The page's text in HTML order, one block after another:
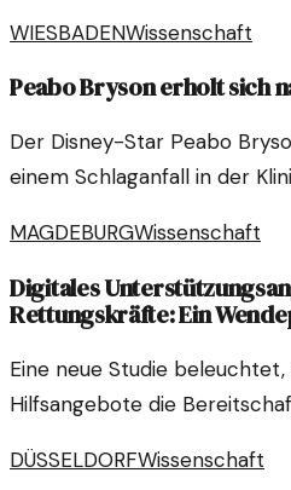
WIESBADENWissenschaft
Peabo Bryson erholt sich
Der Disney-Star Peabo
einem Schlaganfall in der
MAGDEBURGWissenschaft
Digitales
Rettungskräfte: Ein
Eine neue Studie
Hilfsangebote die
zu nehmen. Fragen bleiben
DÜSSELDORFWissenschaft